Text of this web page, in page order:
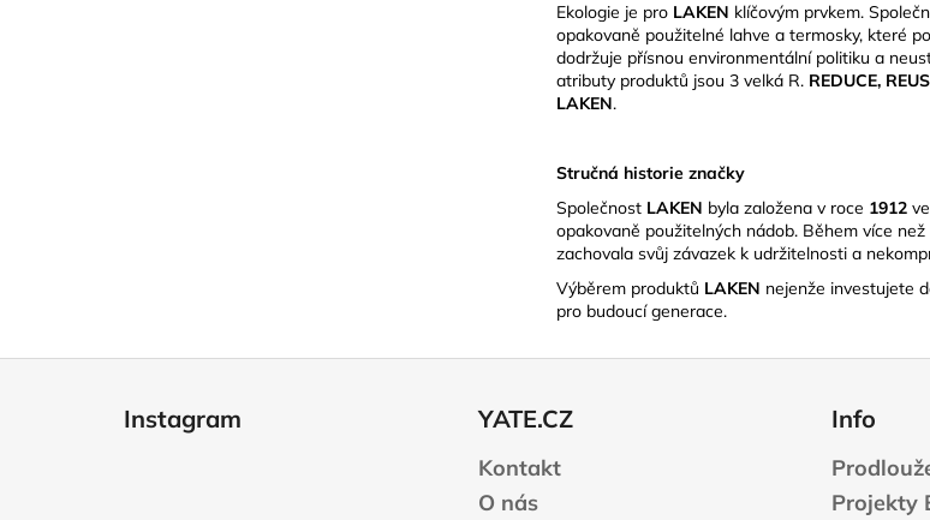
Ekologie je pro LAKEN klíčovým prvkem.
opakovaně použitelné lahve a termosky, které
dodržuje přísnou environmentální politiku a
atributy produktů jsou 3 velká R. REDUCE,
LAKEN.
Stručná historie značky
Společnost LAKEN byla založena v roce 1912
opakovaně použitelných nádob. Během více
zachovala svůj závazek k udržitelnosti a
Výběrem produktů LAKEN nejenže investujete
pro budoucí generace.
Instagram YATE.CZ
Kontakt
O nás
Info
Projekty